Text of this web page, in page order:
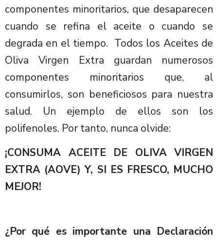
componentes minoritarios, que desaparecen
cuando se refina el aceite o cuando se
degrada en el tiempo. Todos los Aceites de
Oliva Virgen Extra guardan numerosos
componentes minoritarios que, al
consumirlos, son beneficiosos para nuestra
salud. Un ejemplo de ellos son los
polifenoles. Por tanto, nunca olvide:
¡CONSUMA ACEITE DE OLIVA VIRGEN
EXTRA (AOVE) Y, SI ES FRESCO, MUCHO
MEJOR!
¿Por qué es importante una Declaración